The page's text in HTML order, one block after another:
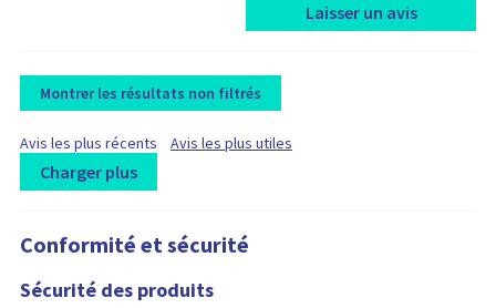
Laisser un avis
Montrer les résultats non filtrés
F
i
r
b
y
Avis les plus récents
F
r
b
y
Avis les plus utiles
Charger plus
a
i
v
e
v
e
Conformité et sécurité
Sécurité des produits